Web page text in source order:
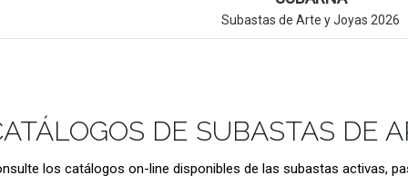
Subastas de Arte y Joyas 2026
DE SUBASTAS DE
los catálogos on-line disponibles de las subastas activas,